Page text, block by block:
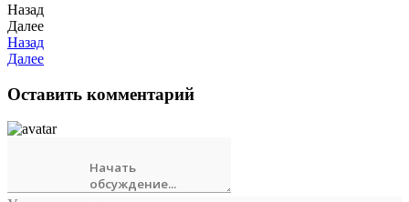
Назад
Далее
Назад
Далее
Оставить комментарий